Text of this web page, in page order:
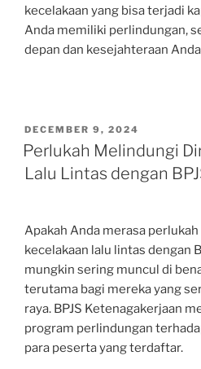
kecelakaan yang bisa terjadi
Anda memiliki perlindungan,
depan dan kesejahteraan
POSTED
ON
DECEMBER 9, 2024
Perlukah Melindungi
Lalu Lintas dengan
Apakah Anda merasa
kecelakaan lalu lintas dengan
mungkin sering muncul di
terutama bagi mereka yang
raya. BPJS Ketenagakerjaan
program perlindungan
para peserta yang terdaftar.